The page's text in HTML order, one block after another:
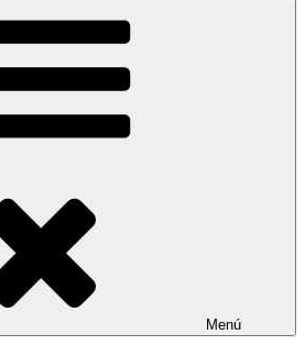
Menú